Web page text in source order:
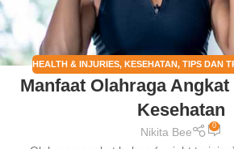
HEALTH & INJURIES, KESEHATAN, TIPS DAN
Manfaat Olahraga
Kesehatan
Nikita Bee 0